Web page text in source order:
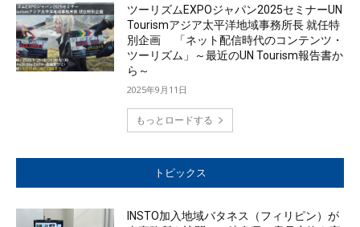
ツーリズムEXPOジャパン2025セミナーUN
Tourismアジア太平洋地域事務所長 就任特
別企画 「ネット配信時代のコンテンツ・
ツーリズム」～最近のUN Tourism報告書か
ら～
2025年9月11日
もっとロードする
トピックス
INSTO加入地域バタネス（フィリピン）が